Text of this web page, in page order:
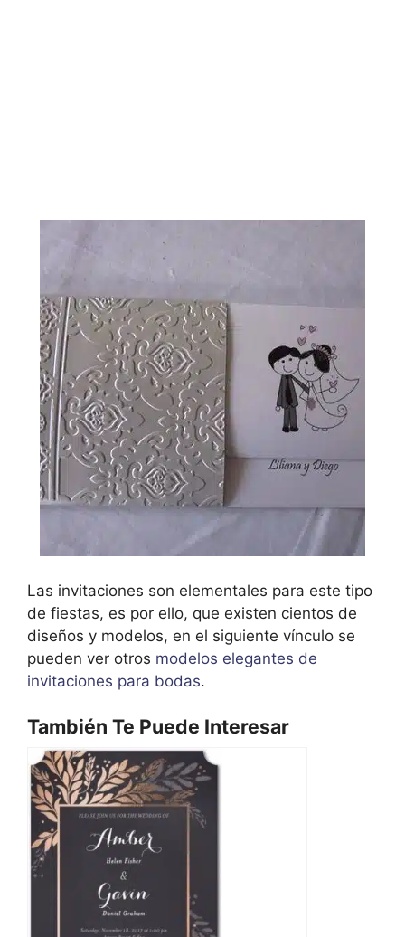
Las invitaciones son elementales para este tipo
de fiestas, es por ello, que existen cientos de
diseños y modelos, en el siguiente vínculo se
pueden ver otros modelos elegantes de
invitaciones para bodas.
También Te Puede Interesar